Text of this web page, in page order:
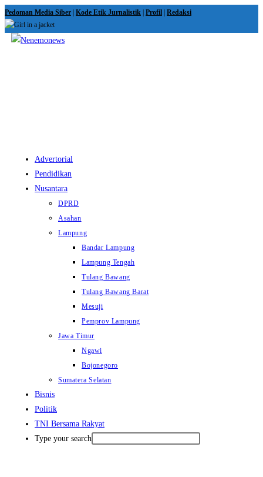
Skip
to
content
Pedoman Media Siber Kode Etik Jurnalistik Profil Redaksi
Advertorial
Pendidikan
Nusantara
DPRD
Asahan
Lampung
Bandar Lampung
Lampung Tengah
Tulang Bawang
Tulang Bawang Barat
Mesuji
Pemprov Lampung
Jawa Timur
Ngawi
Bojonegoro
Sumatera Selatan
Bisnis
Politik
TNI Bersama Rakyat
Type your search